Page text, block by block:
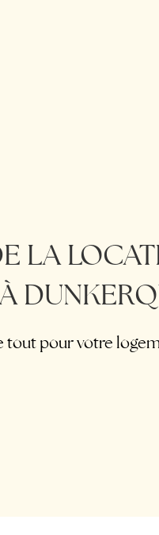
LA
tout pour votre